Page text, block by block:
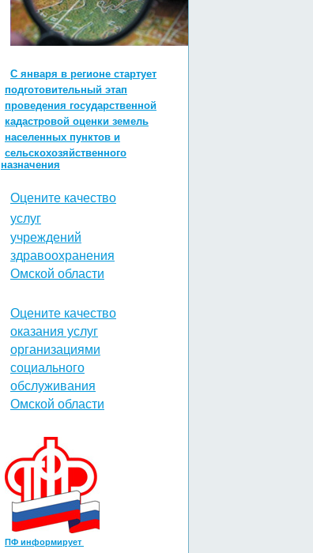
С января в регионе стартует
подготовительный этап
проведения государственной
кадастровой оценки земель
населенных пунктов и
сельскохозяйственного
назначения
Оцените качество
услуг
учреждений
здравоохранения
Омской области
Оцените качество
оказания услуг
организациями
социального
обслуживания
Омской области
ПФ информирует